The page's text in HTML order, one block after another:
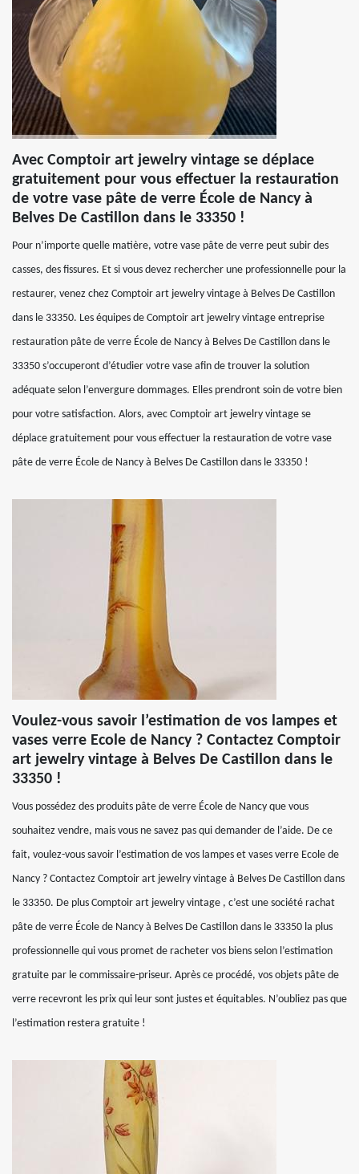
Avec Comptoir art jewelry vintage se déplace
gratuitement pour vous effectuer la restauration
de votre vase pâte de verre École de Nancy à
Belves De Castillon dans le 33350 !
Pour n’importe quelle matière, votre vase pâte de verre peut subir des
casses, des fissures. Et si vous devez rechercher une professionnelle pour la
restaurer, venez chez Comptoir art jewelry vintage à Belves De Castillon
dans le 33350. Les équipes de Comptoir art jewelry vintage entreprise
restauration pâte de verre École de Nancy à Belves De Castillon dans le
33350 s’occuperont d’étudier votre vase afin de trouver la solution
adéquate selon l’envergure dommages. Elles prendront soin de votre bien
pour votre satisfaction. Alors, avec Comptoir art jewelry vintage se
déplace gratuitement pour vous effectuer la restauration de votre vase
pâte de verre École de Nancy à Belves De Castillon dans le 33350 !
Voulez-vous savoir l’estimation de vos lampes et
vases verre Ecole de Nancy ? Contactez Comptoir
art jewelry vintage à Belves De Castillon dans le
33350 !
Vous possédez des produits pâte de verre École de Nancy que vous
souhaitez vendre, mais vous ne savez pas qui demander de l’aide. De ce
fait, voulez-vous savoir l’estimation de vos lampes et vases verre Ecole de
Nancy ? Contactez Comptoir art jewelry vintage à Belves De Castillon dans
le 33350. De plus Comptoir art jewelry vintage , c’est une société rachat
pâte de verre École de Nancy à Belves De Castillon dans le 33350 la plus
professionnelle qui vous promet de racheter vos biens selon l’estimation
gratuite par le commissaire-priseur. Après ce procédé, vos objets pâte de
verre recevront les prix qui leur sont justes et équitables. N’oubliez pas que
l’estimation restera gratuite !